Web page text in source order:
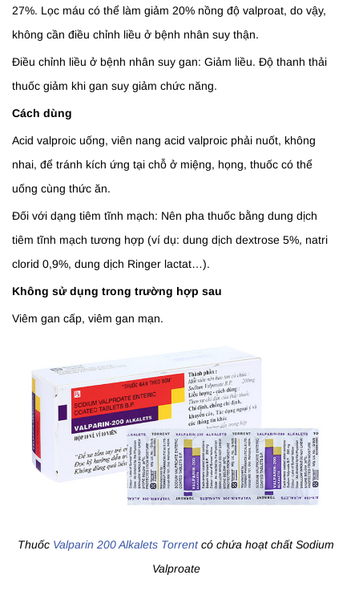
27%. Lọc máu có thể làm giảm 20% nồng độ valproat, do vậy,
không cần điều chỉnh liều ở bệnh nhân suy thận.
Điều chỉnh liều ở bệnh nhân suy gan: Giảm liều. Độ thanh thải
thuốc giảm khi gan suy giảm chức năng.
Cách dùng
Acid valproic uống, viên nang acid valproic phải nuốt, không
nhai, để tránh kích ứng tại chỗ ở miệng, họng, thuốc có thể
uống cùng thức ăn.
Đối với dạng tiêm tĩnh mạch: Nên pha thuốc bằng dung dịch
tiêm tĩnh mạch tương hợp (ví dụ: dung dịch dextrose 5%, natri
clorid 0,9%, dung dịch Ringer lactat…).
Không sử dụng trong trường hợp sau
Viêm gan cấp, viêm gan mạn.
Thuốc Valparin 200 Alkalets Torrentcó chứa hoạt chất Sodium
Valproate